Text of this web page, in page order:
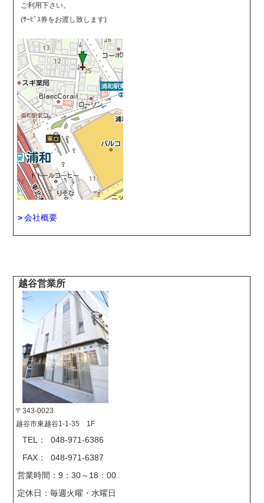
ご利用下さい。
(ｻｰﾋﾞｽ券をお渡し致します)
＞会社概要
越谷営業所
〒343-0023
越谷市東越谷1-1-35 1F
TEL： 048-971-6386
FAX： 048-971-6387
営業時間：9：30～18：00
定休日：毎週火曜・水曜日